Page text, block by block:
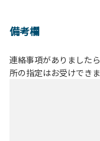
備考欄
連絡事項がありました
所の指定はお受けできま